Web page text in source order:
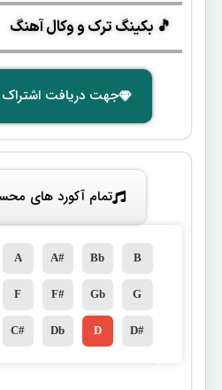
🎵 بکینگ ترک و وکال آهنگ
جهت دریافت اشتراک
تمام آکورد های
B
Bb
A#
A
G
Gb
F#
F
D#
D
Db
C#